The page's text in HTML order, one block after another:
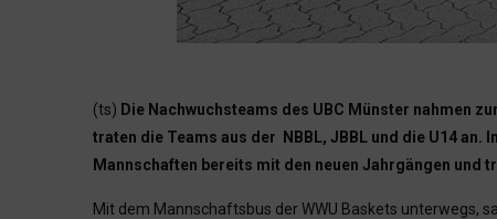
(ts) Die Nachwuchsteams des UBC Münster nahmen
traten die Teams aus der NBBL, JBBL und die U14
Mannschaften bereits mit den neuen Jahrgängen und
Mit dem Mannschaftsbus der WWU Baskets unterwegs,